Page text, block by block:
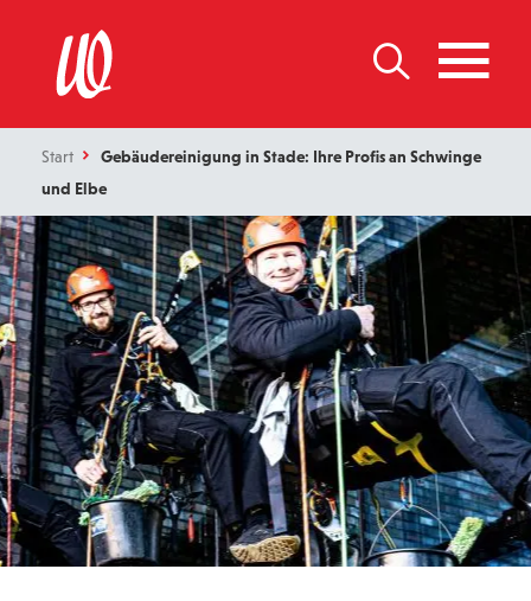
Start
Gebäudereinigung in Stade: Ihre Profis an Schwinge
und Elbe